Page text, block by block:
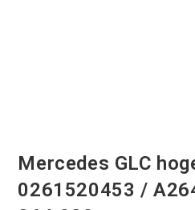
Mercedes GLC
0261520453 /